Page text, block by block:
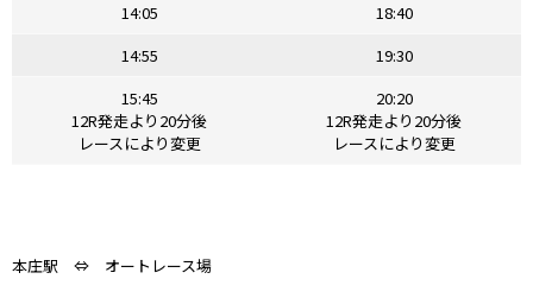
14:05
18:40
14:55
19:30
15:45
12R発走より20分後
レースにより変更
20:20
12R発走より20分後
レースにより変更
本庄駅 ⇔ オートレース場